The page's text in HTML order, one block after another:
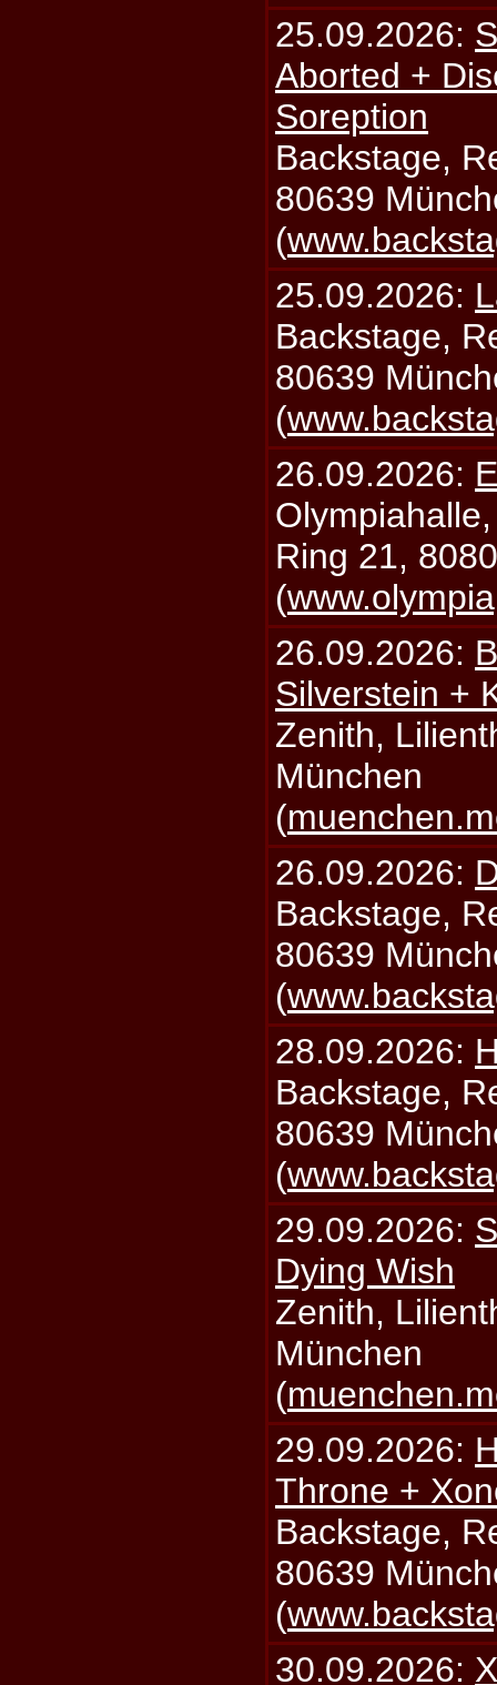
25.09.2026:
Aborted +
Soreption
Backstage,
80639
(
25.09.2026:
Backstage,
80639
(
26.09.2026:
Ring 21,
(
26.09.2026:
Silverstein +
Zenith,
München
(
26.09.2026:
Backstage,
80639
(
28.09.2026:
Backstage,
80639
(
29.09.2026:
Dying Wish
Zenith,
München
(
29.09.2026:
Throne +
Backstage,
80639
(
30.09.2026: